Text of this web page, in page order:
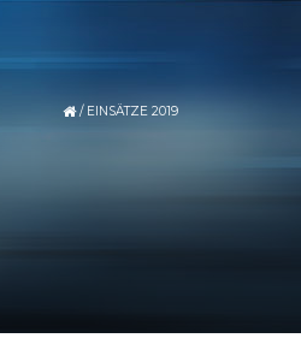
/ EINSÄTZE 2019